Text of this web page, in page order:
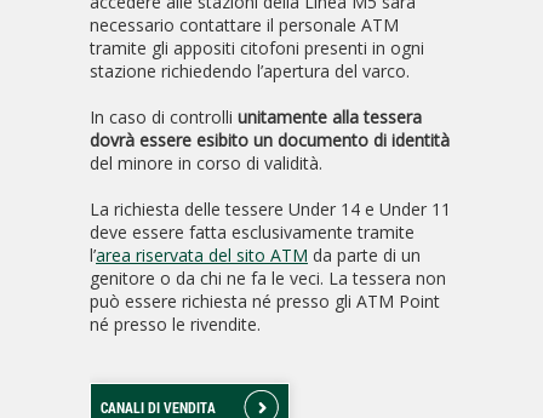
necessario contattare il personale ATM
tramite gli appositi citofoni presenti in ogni
stazione richiedendo l’apertura del varco.
In caso di controlli unitamente alla tessera
dovrà essere esibito un documento di identità
del minore in corso di validità.
La richiesta delle tessere Under 14 e Under 11
deve essere fatta esclusivamente tramite
l’area riservata del sito ATM da parte di un
genitore o da chi ne fa le veci. La tessera non
può essere richiesta né presso gli ATM Point
né presso le rivendite.
CANALI DI VENDITA